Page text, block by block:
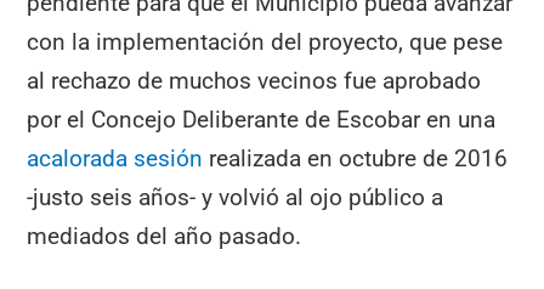
con la implementación del proyecto, que pese
al rechazo de muchos vecinos fue aprobado
por el Concejo Deliberante de Escobar en una
acalorada sesión realizada en octubre de 2016
-justo seis años- y volvió al ojo público a
mediados del año pasado.